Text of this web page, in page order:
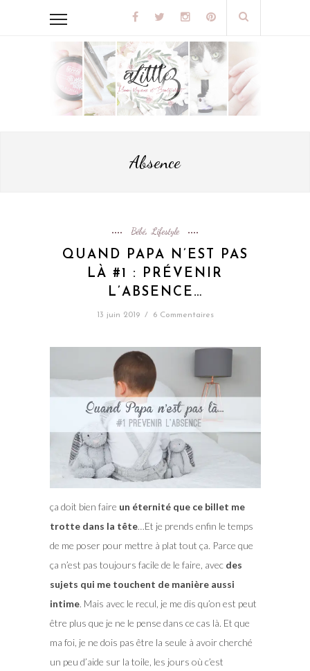
Absence
Bébé, Lifestyle
QUAND PAPA N’EST PAS
LÀ #1 : PRÉVENIR
L’ABSENCE…
13 juin 2019 / 6 Commentaires
ça doit bien faire un éternité que ce billet me
trotte dans la tête…Et je prends enfin le temps
de me poser pour mettre à plat tout ça. Parce que
ça n’est pas toujours facile de le faire, avec des
sujets qui me touchent de manière aussi
intime. Mais avec le recul, je me dis qu’on est peut
être plus que je ne le pense dans ce cas là. Et que
ma foi, je ne dois pas être la seule à avoir cherché
un peu d’aide sur la toile, les jours où c’est